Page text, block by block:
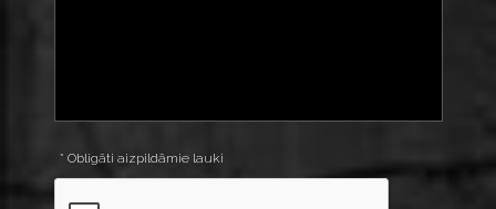
* Obligāti aizpildāmie lauki